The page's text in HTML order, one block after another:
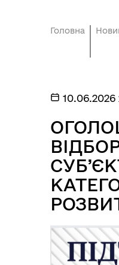
Головна
10.06.2026